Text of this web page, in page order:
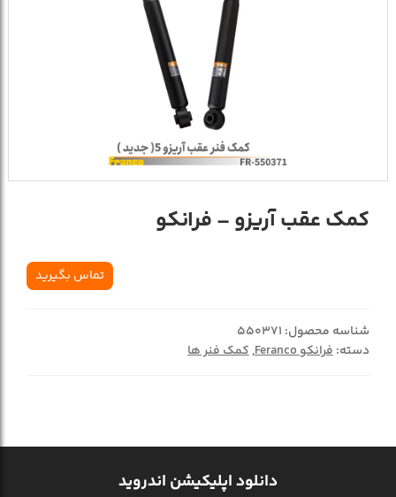
کمک عقب آريزو – فرانکو
تماس بگیرید
شناسه محصول: 550371
دسته:فرانکو Feranco ,کمک فنر ها
دانلود اپلیکیشن اندروید